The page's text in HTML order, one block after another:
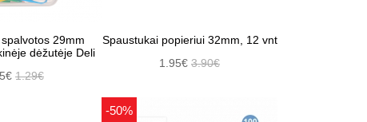
29mm
dėžutėje Deli
1.29€
Spaustukai popieriui 32mm, 12 vnt
1.95€ 3.90€
-50%